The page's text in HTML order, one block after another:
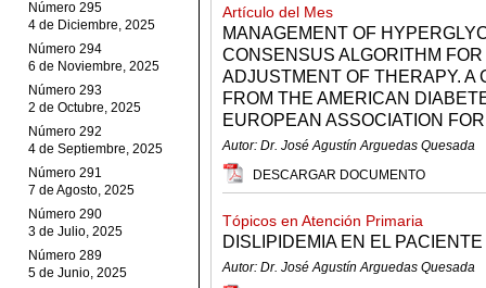
Número 295
4 de Diciembre, 2025
Número 294
6 de Noviembre, 2025
Número 293
2 de Octubre, 2025
Número 292
4 de Septiembre, 2025
Número 291
7 de Agosto, 2025
Número 290
3 de Julio, 2025
Número 289
5 de Junio, 2025
Artículo del Mes
MANAGEMENT OF
CONSENSUS ALGORITHM
ADJUSTMENT OF THERAPY. A
FROM THE AMERICAN
EUROPEAN ASSOCIATION
Autor: Dr. José Agustín Arguedas Quesada
DESCARGAR DOCUMENTO
Tópicos en Atención Primaria
DISLIPIDEMIA EN EL
Autor: Dr. José Agustín Arguedas Quesada